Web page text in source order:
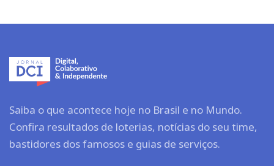
Saiba o que acontece hoje no Brasil e no Mundo.
Confira resultados de loterias, notícias do seu time,
bastidores dos famosos e guias de serviços.